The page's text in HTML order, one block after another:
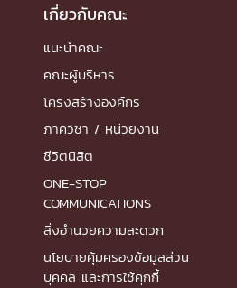
เกี่ยวกับคณะ
แนะนำคณะ
คณะผู้บริหาร
โครงสร้างองค์กร
ภาควิชา / หน่วยงาน
ชีวิตนิสิต
ONE-STOP
COMMUNICATIONS
สิ่งอำนวยความสะดวก
นโยบายคุ้มครองข้อมูลส่วน
บุคคล และการใช้คุกกี้